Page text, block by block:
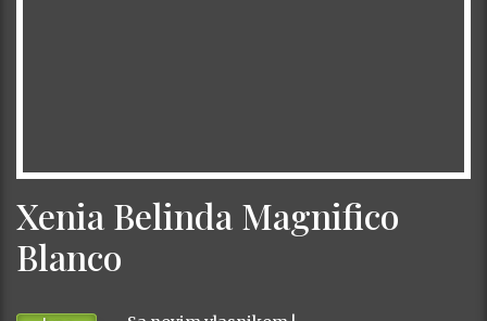
Xenia Belinda Magnifico
Blanco